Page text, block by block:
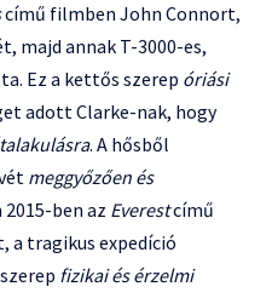
című filmben John Connort,
majd annak T-3000-es,
Ez a kettős szerep óriási
adott Clarke-nak, hogy
. A hősből
meggyőzően és
ben az Everestcímű
a tragikus expedíció
fizikai és érzelmi